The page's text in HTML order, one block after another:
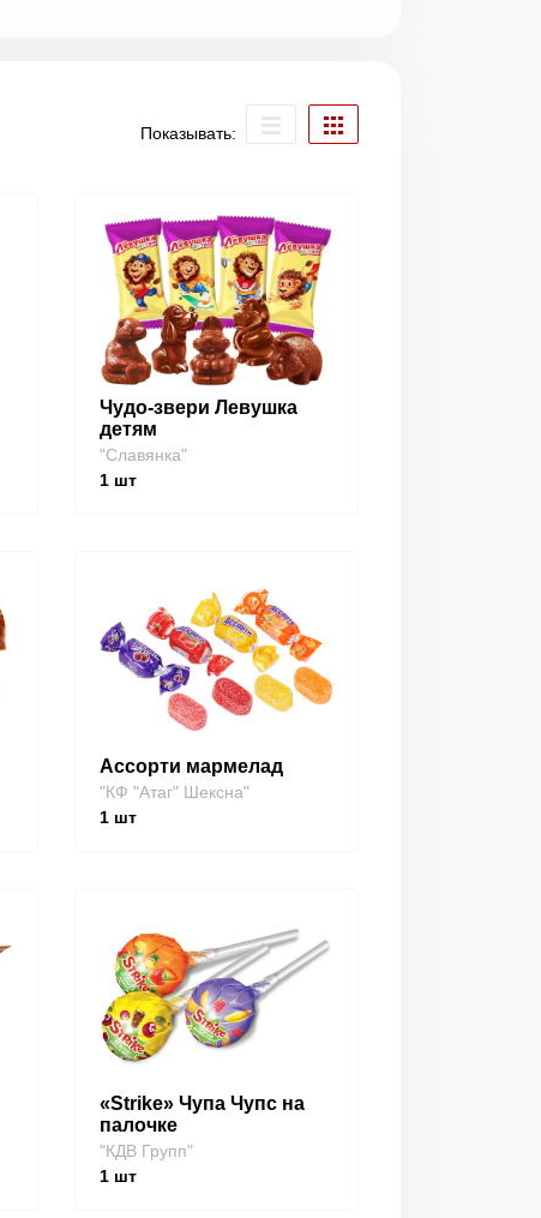
Показывать:
Чудо-звери Левушка
детям
"Славянка"
1шт
Ассорти мармелад
"КФ "Атаг" Шексна"
1шт
«Strike» Чупа Чупс на
палочке
"КДВ Групп"
1шт